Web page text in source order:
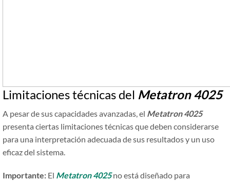
Limitaciones técnicas del Metatron 4025
A pesar de sus capacidades avanzadas, el Metatron 4025
presenta ciertas limitaciones técnicas que deben considerarse
para una interpretación adecuada de sus resultados y un uso
eficaz del sistema.
Importante: El Metatron 4025no está diseñado para